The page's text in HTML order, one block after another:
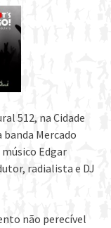
512, na Cidade
Mercado
Edgar
radialista e DJ
não perecível